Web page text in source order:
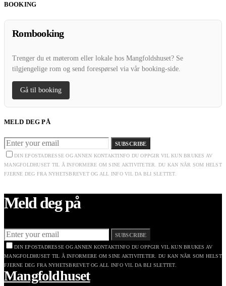
BOOKING
Rombooking
Trenger du et møterom eller lokale hos Mangfoldshuset? Se
tilgjengelige rom og send forespørsel via vår booking-side.
Gå til booking
MELD DEG PÅ
SUBSCRIBE
DIN EPOSTADRESSE OG ANNEN KONTAKTINFO DU OPPGIR VIL KUN BRUKES AV
MANGFOLDHUSET TIL Å INFORMERE OM SINE AKTIVITETER. DU KAN NÅR SOM HELST
FJERNE DEG FRA NYHETSBREVET OG ALL INFO VIL DA BLI SLETTET.
Meld deg på
SUBSCRIBE
DIN EPOSTADRESSE OG ANNEN KONTAKTINFO DU OPPGIR VIL KUN BRUKES AV
MANGFOLDHUSET TIL Å INFORMERE OM SINE AKTIVITETER. DU KAN NÅR SOM HELST
FJERNE DEG FRA NYHETSBREVET OG ALL INFO VIL DA BLI SLETTET.
Mangfoldhuset